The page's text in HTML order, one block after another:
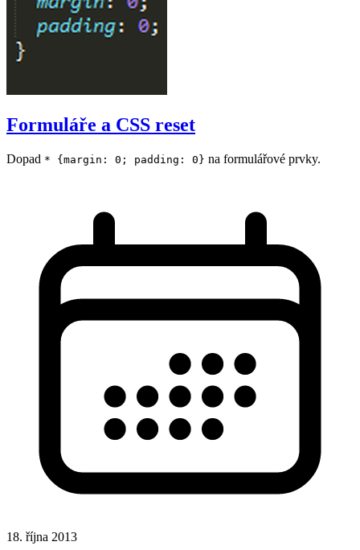
Formuláře a CSS reset
Dopad * {margin: 0; padding: 0} na formulářové prvky.
18. října 2013